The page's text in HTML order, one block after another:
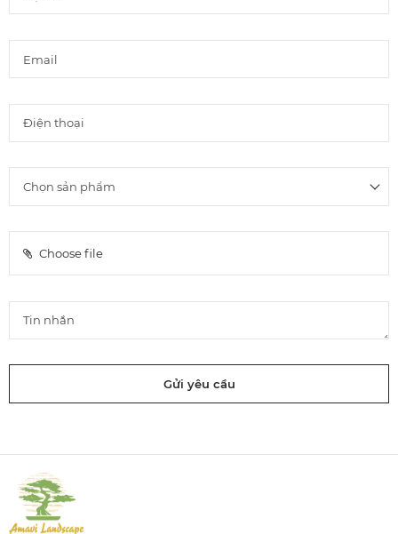
Choose file
Gửi yêu cầu